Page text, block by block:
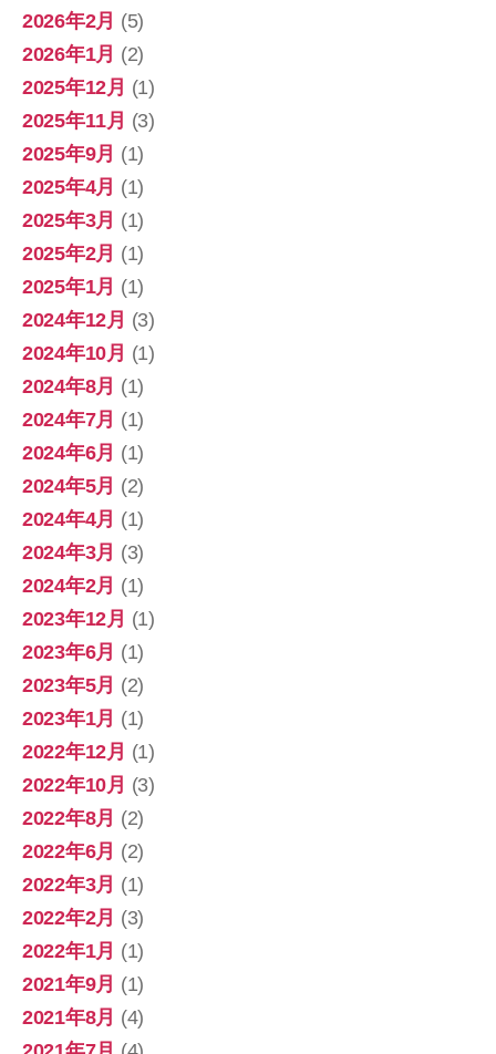
2026年2月 (5)
2026年1月 (2)
2025年12月 (1)
2025年11月 (3)
2025年9月 (1)
2025年4月 (1)
2025年3月 (1)
2025年2月 (1)
2025年1月 (1)
2024年12月 (3)
2024年10月 (1)
2024年8月 (1)
2024年7月 (1)
2024年6月 (1)
2024年5月 (2)
2024年4月 (1)
2024年3月 (3)
2024年2月 (1)
2023年12月 (1)
2023年6月 (1)
2023年5月 (2)
2023年1月 (1)
2022年12月 (1)
2022年10月 (3)
2022年8月 (2)
2022年6月 (2)
2022年3月 (1)
2022年2月 (3)
2022年1月 (1)
2021年9月 (1)
2021年8月 (4)